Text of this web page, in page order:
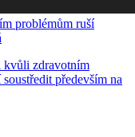
problémům ruší
kvůli zdravotním
především na